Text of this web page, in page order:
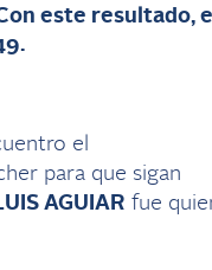
este resultado,
el
para que sigan
AGUIAR fue